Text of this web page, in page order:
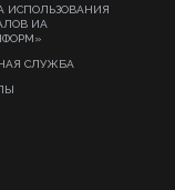
ИСПОЛЬЗОВАНИЯ
ИА
СЛУЖБА